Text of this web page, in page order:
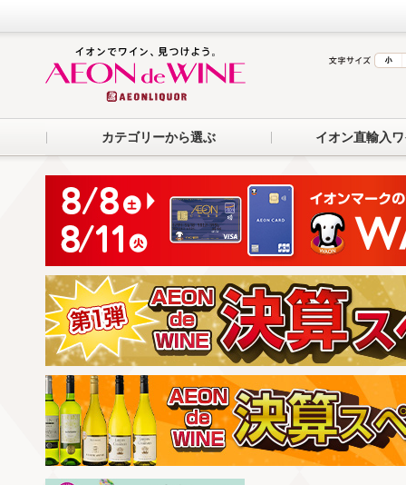
カテゴリーから選ぶ イオン直輸入